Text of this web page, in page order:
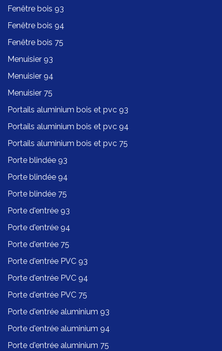
Fenêtre bois 93
Fenêtre bois 94
Fenêtre bois 75
Menuisier 93
Menuisier 94
Menuisier 75
Portails aluminium bois et pvc 93
Portails aluminium bois et pvc 94
Portails aluminium bois et pvc 75
Porte blindée 93
Porte blindée 94
Porte blindée 75
Porte d'entrée 93
Porte d'entrée 94
Porte d'entrée 75
Porte d'entrée PVC 93
Porte d'entrée PVC 94
Porte d'entrée PVC 75
Porte d'entrée aluminium 93
Porte d'entrée aluminium 94
Porte d'entrée aluminium 75